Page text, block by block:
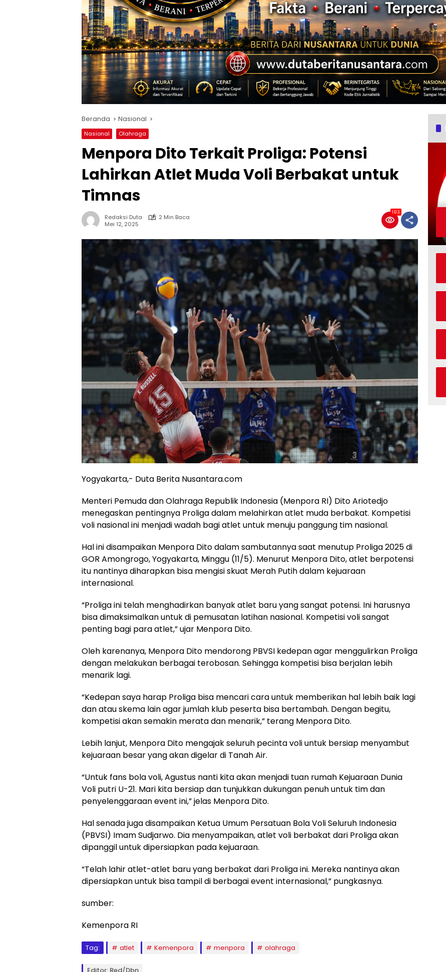
Beranda Nasional
Nasional Olahraga
Menpora Dito Terkait Proliga: Potensi
Lahirkan Atlet Muda Voli Berbakat untuk
Timnas
Redaksi Duta
2 Min Baca
Mei 12, 2025
193
Yogyakarta,- Duta Berita Nusantara.com
Menteri Pemuda dan Olahraga Republik Indonesia (Menpora RI) Dito Ariotedjo
menegaskan pentingnya Proliga dalam melahirkan atlet muda berbakat. Kompetisi
voli nasional ini menjadi wadah bagi atlet untuk menuju panggung tim nasional.
Hal ini disampaikan Menpora Dito dalam sambutannya saat menutup Proliga 2025 di
GOR Amongrogo, Yogyakarta, Minggu (11/5). Menurut Menpora Dito, atlet berpotensi
itu nantinya diharapkan bisa mengisi skuat Merah Putih dalam kejuaraan
internasional.
“Proliga ini telah menghadirkan banyak atlet baru yang sangat potensi. Ini harusnya
bisa dimaksimalkan untuk di pemusatan latihan nasional. Kompetisi voli sangat
penting bagi para atlet,” ujar Menpora Dito.
Oleh karenanya, Menpora Dito mendorong PBVSI kedepan agar menggulirkan Proliga
dengan melakukan berbagai terobosan. Sehingga kompetisi bisa berjalan lebih
menarik lagi.
“Kedepan saya harap Proliga bisa mencari cara untuk memberikan hal lebih baik lagi
dan atau skema lain agar jumlah klub peserta bisa bertambah. Dengan begitu,
kompetisi akan semakin merata dan menarik,” terang Menpora Dito.
Lebih lanjut, Menpora Dito mengajak seluruh pecinta voli untuk bersiap menyambut
kejuaraan besar yang akan digelar di Tanah Air.
“Untuk fans bola voli, Agustus nanti kita akan menjadi tuan rumah Kejuaraan Dunia
Voli putri U-21. Mari kita bersiap dan tunjukkan dukungan penuh untuk tim dan
penyelenggaraan event ini,” jelas Menpora Dito.
Hal senada juga disampaikan Ketua Umum Persatuan Bola Voli Seluruh Indonesia
(PBVSI) Imam Sudjarwo. Dia menyampaikan, atlet voli berbakat dari Proliga akan
dipanggil untuk dipersiapkan pada kejuaraan.
“Telah lahir atlet-atlet baru yang berbakat dari Proliga ini. Mereka nantinya akan
dipersiapkan untuk bisa tampil di berbagai event internasional,” pungkasnya.
sumber:
Kemenpora RI
Tag: atlet Kemenpora menpora olahraga